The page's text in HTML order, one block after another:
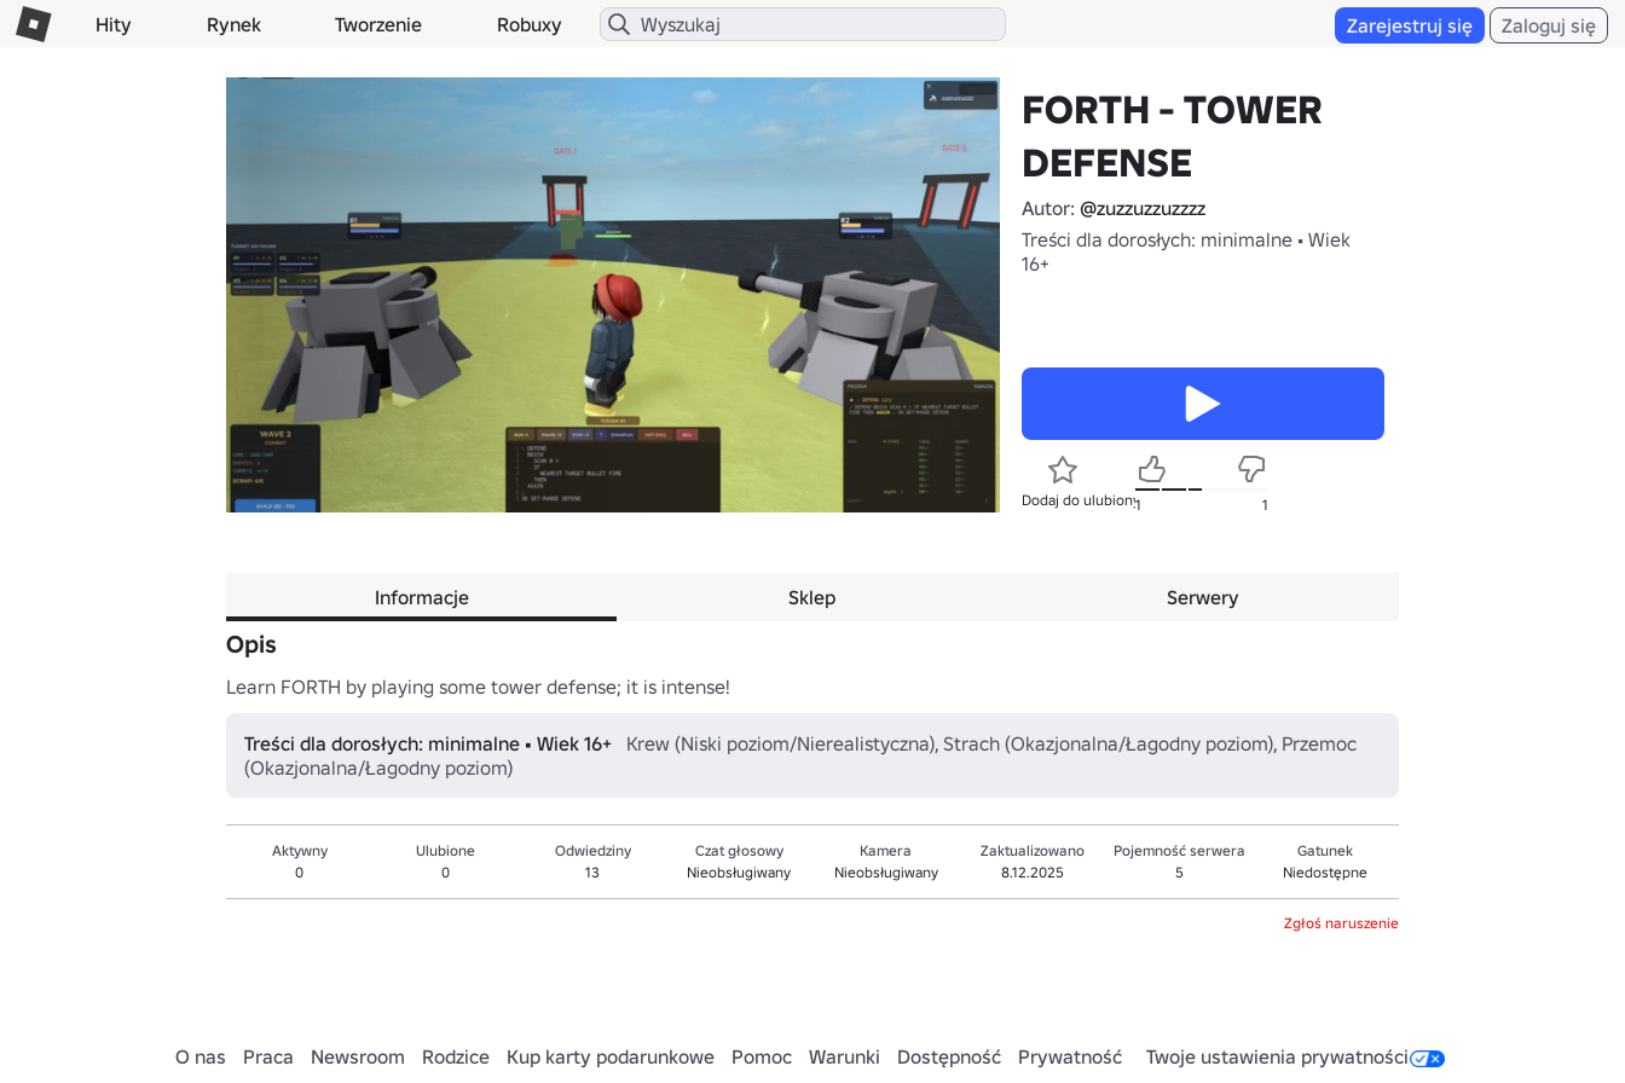
Hity Rynek Tworzenie Robuxy Zarejestruj się Zaloguj się
FORTH - TOWER
DEFENSE
Autor: @zuzzuzzuzzzz
Treści dla dorosłych: minimalne • Wiek
16+
Dodaj do ulubionych
1 1
Informacje Sklep Serwery
Opis
Learn FORTH by playing some tower defense; it is intense!
Treści dla dorosłych: minimalne • Wiek 16+
Krew (Niski poziom/Nierealistyczna), Strach (Okazjonalna/Łagodny poziom), Przemoc
(Okazjonalna/Łagodny poziom)
Aktywny
0
Ulubione
0
Odwiedziny
13
Czat głosowy
Nieobsługiwany
Kamera
Nieobsługiwany
Zaktualizowano
8.12.2025
Pojemność serwera
5
Gatunek
Niedostępne
Zgłoś naruszenie
O nas Praca Newsroom Rodzice Kup karty podarunkowe Pomoc Warunki Dostępność Prywatność Twoje ustawienia prywatności